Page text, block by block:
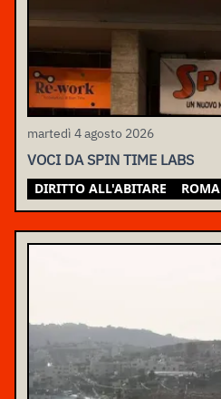
martedì 4 agosto 2026
VOCI DA SPIN TIME LABS
DIRITTO ALL'ABITARE ROMA